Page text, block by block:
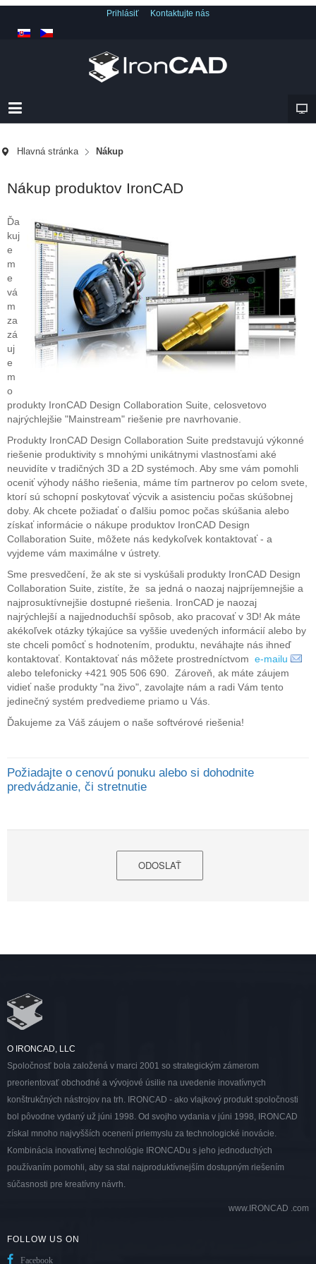
Prihlásiť Kontaktujte nás
Hlavná stránka Nákup
Nákup produktov IronCAD
Ďa
kuj
e
m
e
vá
m
za
zá
uj
e
m
o
produkty IronCAD Design Collaboration Suite, celosvetovo
najrýchlejšie "Mainstream" riešenie pre navrhovanie.
Produkty IronCAD Design Collaboration Suite predstavujú výkonné
riešenie produktivity s mnohými unikátnymi vlastnosťami aké
neuvidíte v tradičných 3D a 2D systémoch. Aby sme vám pomohli
oceniť výhody nášho riešenia, máme tím partnerov po celom svete,
ktorí sú schopní poskytovať výcvik a asistenciu počas skúšobnej
doby. Ak chcete požiadať o ďalšiu pomoc počas skúšania alebo
získať informácie o nákupe produktov IronCAD Design
Collaboration Suite, môžete nás kedykoľvek kontaktovať - a
vyjdeme vám maximálne v ústrety.
Sme presvedčení, že ak ste si vyskúšali produkty IronCAD Design
Collaboration Suite, zistíte, že sa jedná o naozaj najpríjemnejšie a
najprosuktívnejšie dostupné riešenia. IronCAD je naozaj
najrýchlejší a najjednoduchší spôsob, ako pracovať v 3D! Ak máte
akékoľvek otázky týkajúce sa vyššie uvedených informácií alebo by
ste chceli pomôcť s hodnotením, produktu, neváhajte nás ihneď
kontaktovať. Kontaktovať nás môžete prostredníctvom e-mailu
alebo telefonicky +421 905 506 690. Zároveň, ak máte záujem
vidieť naše produkty "na živo", zavolajte nám a radi Vám tento
jedinečný systém predvedieme priamo u Vás.
Ďakujeme za Váš záujem o naše softvérové ​​riešenia!
Požiadajte o cenovú ponuku alebo si dohodnite
predvádzanie, či stretnutie
ODOSLAŤ
O IRONCAD, LLC
Spoločnosť bola založená v marci 2001 so strategickým zámerom
preorientovať obchodné a vývojové úsilie na uvedenie inovatívnych
konštrukčných nástrojov na trh. IRONCAD - ako vlajkový produkt spoločnosti
bol pôvodne vydaný už júni 1998. Od svojho vydania v júni 1998, IRONCAD
získal mnoho najvyšších ocenení priemyslu za technologické inovácie.
Kombinácia inovatívnej technológie IRONCADu s jeho jednoduchých
používaním pomohli, aby sa stal najproduktívnejším dostupným riešením
súčasnosti pre kreatívny návrh.
www.IRONCAD .com
FOLLOW US ON
Facebook